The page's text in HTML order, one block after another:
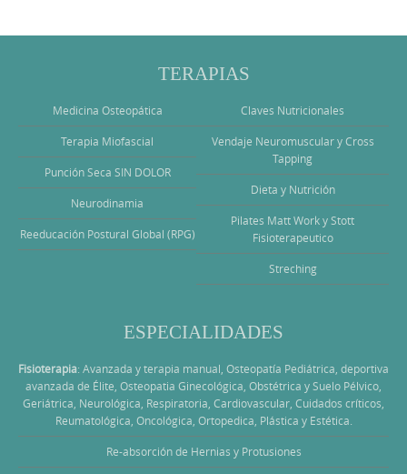
TERAPIAS
Medicina Osteopática
Terapia Miofascial
Punción Seca SIN DOLOR
Neurodinamia
Reeducación Postural Global (RPG)
Claves Nutricionales
Vendaje Neuromuscular y Cross
Tapping
Dieta y Nutrición
Pilates Matt Work y Stott
Fisioterapeutico
Streching
ESPECIALIDADES
Fisioterapia: Avanzada y terapia manual, Osteopatía Pediátrica, deportiva
avanzada de Élite, Osteopatia Ginecológica, Obstétrica y Suelo Pélvico,
Geriátrica, Neurológica, Respiratoria, Cardiovascular, Cuidados críticos,
Reumatológica, Oncológica, Ortopedica, Plástica y Estética.
Re-absorción de Hernias y Protusiones